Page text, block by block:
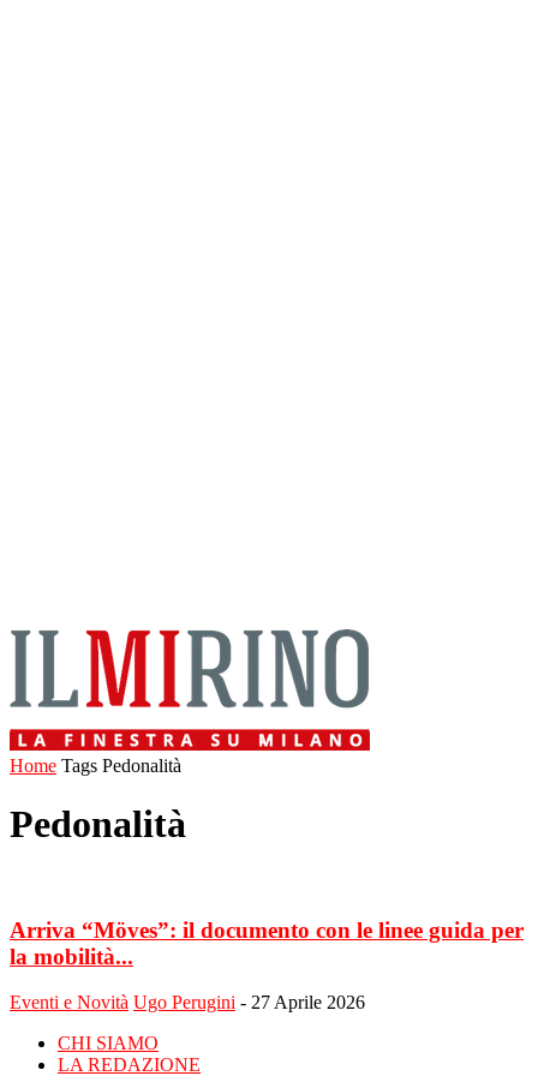
Home Tags Pedonalità
Pedonalità
Arriva “Möves”: il documento con le linee guida per
la mobilità...
Eventi e Novità Ugo Perugini - 27 Aprile 2026
CHI SIAMO
LA REDAZIONE